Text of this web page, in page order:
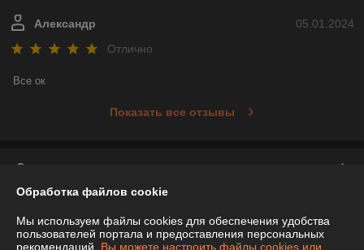
05.01.2024
Александр
Отлично
Все ок
Показать все отзывы
О нас
Доставка и оплата
Обработка файлов cookie
Мы используем файлы cookies для обеспечения удобства
пользователей портала и предоставления персональных
рекомендаций. Вы можете настроить файлы cookies или